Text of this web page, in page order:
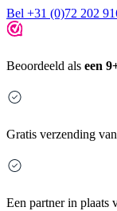
Bel +31 (0)72 202
Beoordeeld als een
Gratis verzending
Een partner in plaats